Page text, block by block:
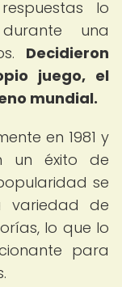
lo
una
Decidieron
juego, el
mundial.
en 1981 y
un éxito de
se
de
lo que lo
para